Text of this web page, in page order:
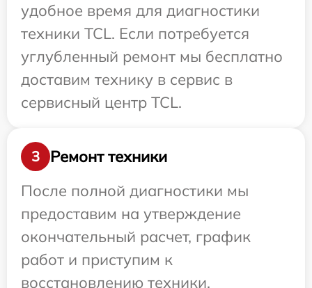
удобное время для диагностики
техники TCL. Если потребуется
углубленный ремонт мы бесплатно
доставим технику в сервис в
сервисный центр TCL.
3
Ремонт техники
После полной диагностики мы
предоставим на утверждение
окончательный расчет, график
работ и приступим к
восстановлению техники.